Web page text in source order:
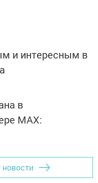
и интересным в
в
MАХ:
новости